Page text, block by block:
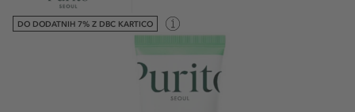
DO DODATNIH 7% Z DBC KARTICO